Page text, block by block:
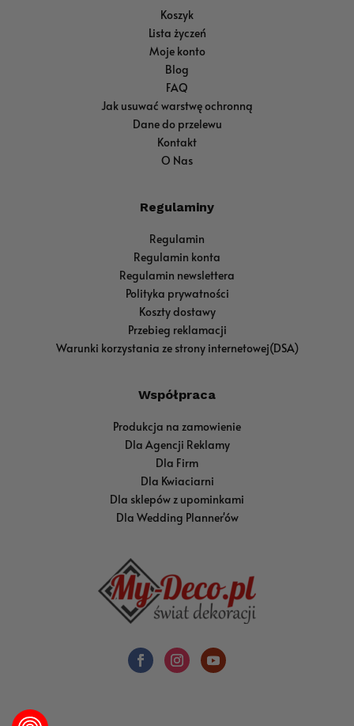
Koszyk
Lista życzeń
Moje konto
Blog
FAQ
Jak usuwać warstwę ochronną
Dane do przelewu
Kontakt
O Nas
Regulaminy
Regulamin
Regulamin konta
Regulamin newslettera
Polityka prywatności
Koszty dostawy
Przebieg reklamacji
Warunki korzystania ze strony internetowej(DSA)
Współpraca
Produkcja na zamowienie
Dla Agencji Reklamy
Dla Firm
Dla Kwiaciarni
Dla sklepów z upominkami
Dla Wedding Planner'ów